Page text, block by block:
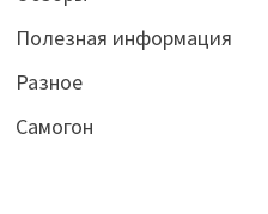
Полезная информация
Разное
Самогон